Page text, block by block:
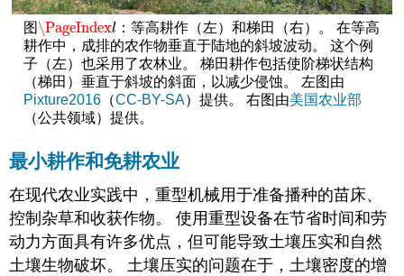
图\PageIndexl
\PageIndexl ：等高耕作（左）和梯田（右）。 在等高
耕作中，成排的农作物垂直于陆地的斜坡波动。 这个例
子（左）也采用了农林业。 梯田耕作包括使阶梯状结构
（梯田）垂直于斜坡的斜面，以减少侵蚀。 左图由
Pixture2016（CC-BY-SA）提供。 右图由美国农业部
（公共领域）提供。
最小耕作和免耕农业
在现代农业实践中，重型机械用于准备播种的苗床、
控制杂草和收获作物。 使用重型设备在节省时间和劳
动力方面具有许多优点，但可能导致土壤压实和自然
土壤生物破坏。 土壤压实的问题在于，土壤密度的增